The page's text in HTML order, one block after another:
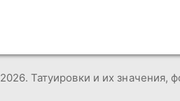
2026. Татуировки и их значения,